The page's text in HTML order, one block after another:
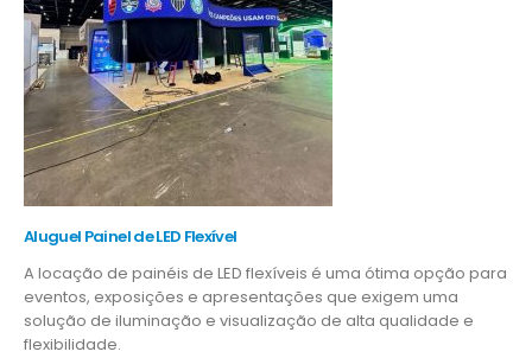
Aluguel Painel de LED Flexível
A locação de painéis de LED flexíveis é uma ótima opção para
eventos, exposições e apresentações que exigem uma
solução de iluminação e visualização de alta qualidade e
flexibilidade.